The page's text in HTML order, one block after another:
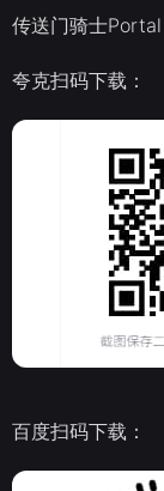
传送门骑士
夸克扫码下载：
百度扫码下载：